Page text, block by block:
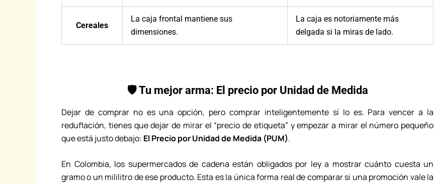
Cereales
La caja frontal mantiene sus
dimensiones.
La caja es notoriamente más
delgada si la miras de lado.
🛡️ Tu mejor arma: El precio por Unidad de Medida
Dejar de comprar no es una opción, pero comprar inteligentemente sí lo es. Para vencer a la
reduflación, tienes que dejar de mirar el “precio de etiqueta” y empezar a mirar el número pequeño
que está justo debajo: El Precio por Unidad de Medida (PUM).
En Colombia, los supermercados de cadena están obligados por ley a mostrar cuánto cuesta un
gramo o un mililitro de ese producto. Esta es la única forma real de comparar si una promoción vale la